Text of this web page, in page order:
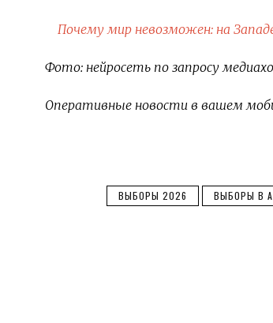
Почему мир невозможен: на
Фото: нейросеть по запросу
Оперативные новости в вашем
ВЫБОРЫ 2026 ВЫБОРЫ В